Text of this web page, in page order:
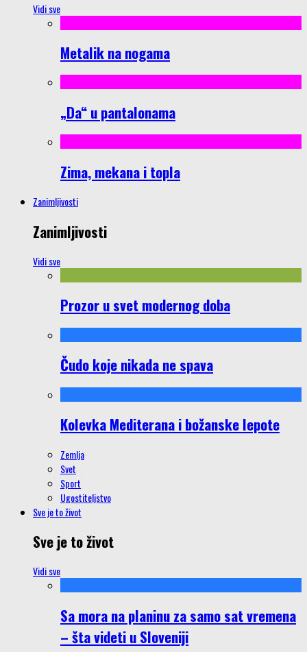
Vidi sve
Metalik na nogama
„Da“ u pantalonama
Zima, mekana i topla
Zanimljivosti
Zanimljivosti
Vidi sve
Prozor u svet modernog doba
Čudo koje nikada ne spava
Kolevka Mediterana i božanske lepote
Zemlja
Svet
Sport
Ugostiteljstvo
Sve je to život
Sve je to život
Vidi sve
Sa mora na planinu za samo sat vremena
– šta videti u Sloveniji